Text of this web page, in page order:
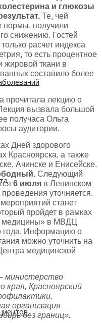
и глюкозы
Те, чей
нормы, получили
снижению. Гостей
расчет индекса
то есть процентное
ткани в
составило более
прочитала лекцию о
вызвала большой
получаса Ольга
аудитории.
Дней здорового
Красноярска, а также
Ачинске и Енисейске.
Следующий
6 июля в Ленинском
уточняется.
станет
пройдет в рамках
медицины» в МВДЦ
года. Информацию о
можно уточнить на
медицинской
министерство
края, Красноярский
организация
без границ».